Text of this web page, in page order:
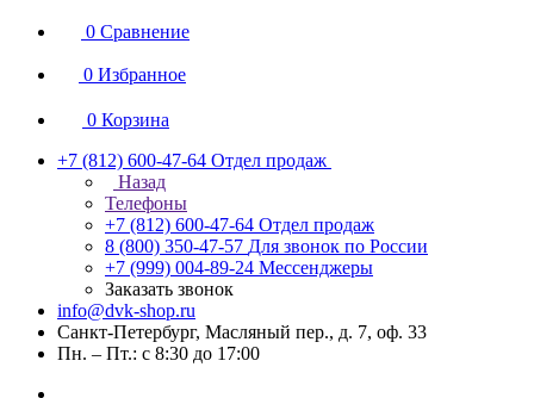
0 Сравнение
0 Избранное
0 Корзина
+7 (812) 600-47-64 Отдел продаж
Назад
Телефоны
+7 (812) 600-47-64 Отдел продаж
8 (800) 350-47-57 Для звонок по России
+7 (999) 004-89-24 Мессенджеры
Заказать звонок
info@dvk-shop.ru
Санкт-Петербург, Масляный пер., д. 7, оф. 33
Пн. – Пт.: с 8:30 до 17:00